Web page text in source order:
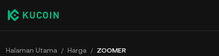
Halaman Utama / Harga / ZOOMER